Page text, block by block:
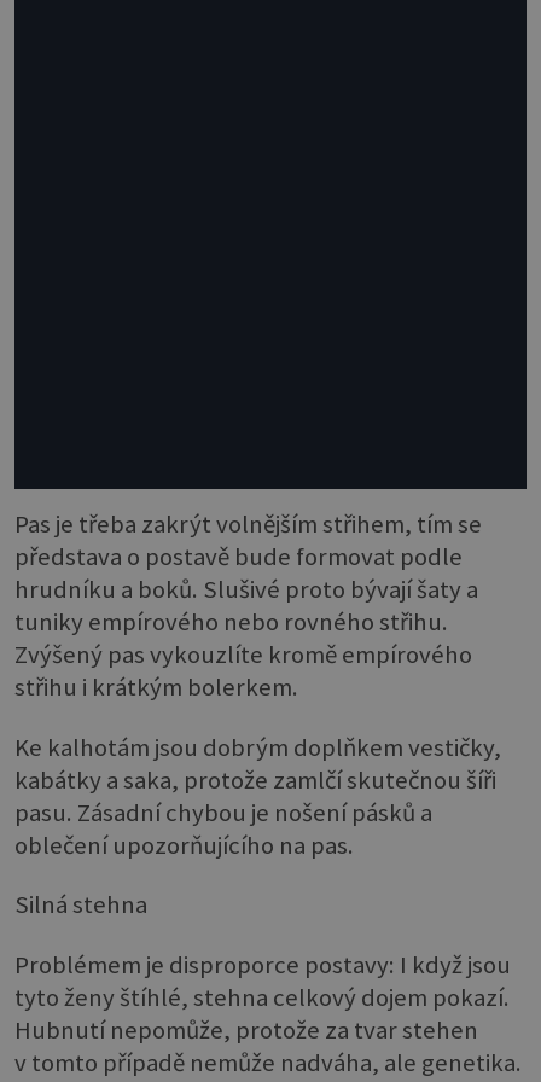
Pas je třeba zakrýt volnějším střihem, tím se
představa o postavě bude formovat podle
hrudníku a boků. Slušivé proto bývají šaty a
tuniky empírového nebo rovného střihu.
Zvýšený pas vykouzlíte kromě empírového
střihu i krátkým bolerkem.
Ke kalhotám jsou dobrým doplňkem vestičky,
kabátky a saka, protože zamlčí skutečnou šíři
pasu. Zásadní chybou je nošení pásků a
oblečení upozorňujícího na pas.
Silná stehna
Problémem je disproporce postavy: I když jsou
tyto ženy štíhlé, stehna celkový dojem pokazí.
Hubnutí nepomůže, protože za tvar stehen
v tomto případě nemůže nadváha, ale genetika.